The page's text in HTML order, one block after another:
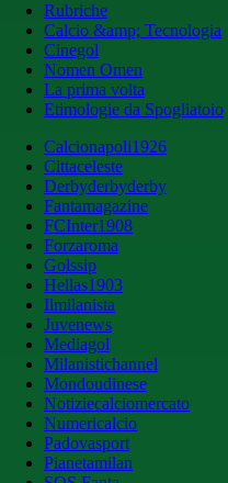
Rubriche
Calcio &amp; Tecnologia
Cinegol
Nomen Omen
La prima volta
Etimologie da Spogliatoio
Calcionapoli1926
Cittaceleste
Derbyderbyderby
Fantamagazine
FCInter1908
Forzaroma
Golssip
Hellas1903
Ilmilanista
Juvenews
Mediagol
Milanistichannel
Mondoudinese
Notiziecalciomercato
Numericalcio
Padovasport
Pianetamilan